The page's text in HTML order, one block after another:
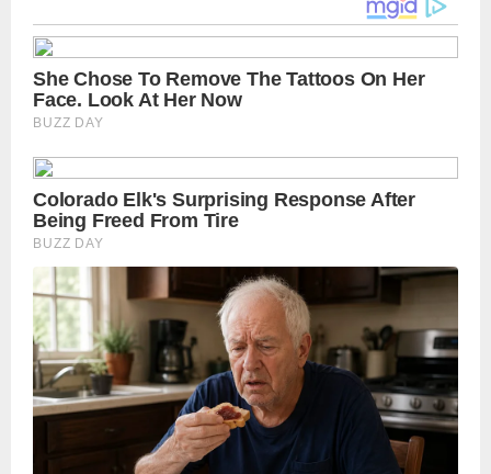
at
s
A
p
p
ce
b
o
k
s
a
g
py
Li
n
tt
er